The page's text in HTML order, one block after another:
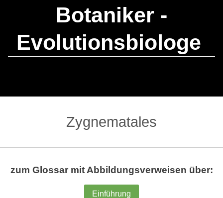
Botaniker -
Evolutionsbiologe
Zygnematales
zum Glossar mit Abbildungsverweisen über:
Einführung